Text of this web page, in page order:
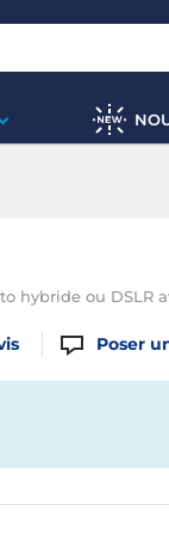
hybride ou DSLR
Poser